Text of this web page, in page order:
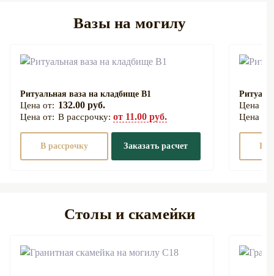
Вазы на могилу
Ритуальная ваза на кладбище В1
132.00 руб.
В рассрочку: от 11.00 руб.
В рассрочку Заказать расчет В
Столы и скамейки